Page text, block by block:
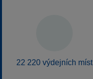
22 220 výdejních míst